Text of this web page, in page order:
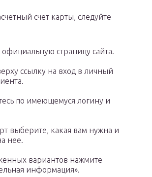
счет карты, следуйте
страницу сайта.
ссылку на вход в личный
по имеющемуся логину и
выберите, какая вам нужна и
нее.
вариантов нажмите
информация».